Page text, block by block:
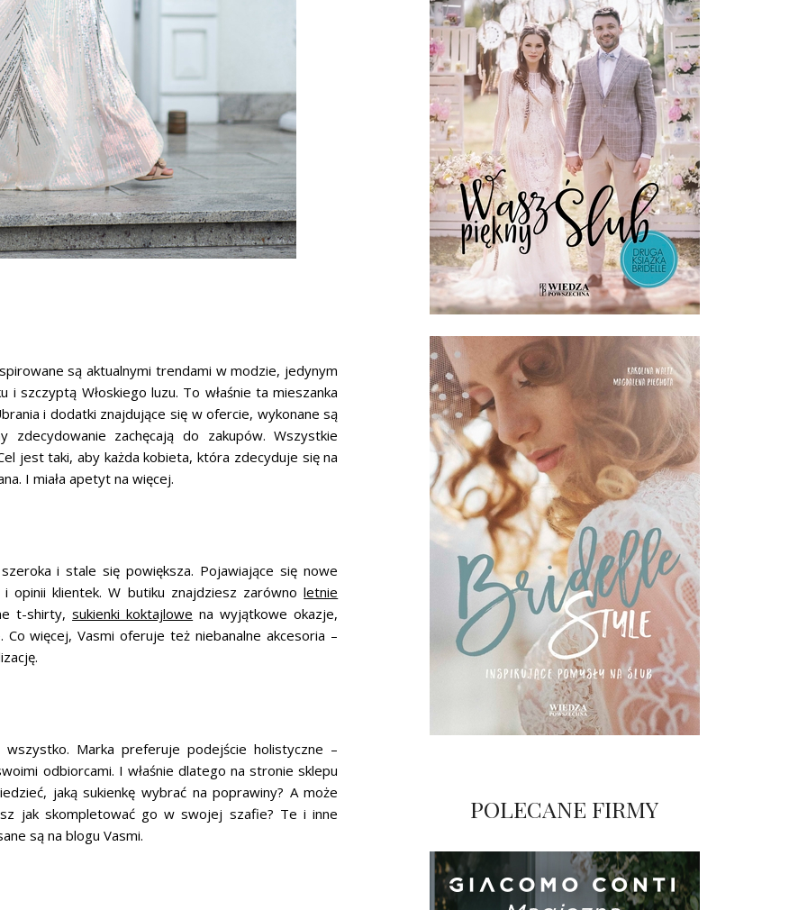
są aktualnymi trendami w modzie, jedynym
szczyptą Włoskiego luzu. To właśnie ta mieszanka
i dodatki znajdujące się w ofercie, wykonane są
zdecydowanie zachęcają do zakupów. Wszystkie
jest taki, aby każda kobieta, która zdecyduje się na
I miała apetyt na więcej.
i stale się powiększa. Pojawiające się nowe
opinii klientek. W butiku znajdziesz zarównoletnie
t-shirty,sukienki koktajlowe na wyjątkowe okazje,
więcej, Vasmi oferuje też niebanalne akcesoria –
Marka preferuje podejście holistyczne –
odbiorcami. I właśnie dlatego na stronie sklepu
jaką sukienkę wybrać na poprawiny? A może
jak skompletować go w swojej szafie? Te i inne
są na blogu Vasmi.
POLECANE FIRMY